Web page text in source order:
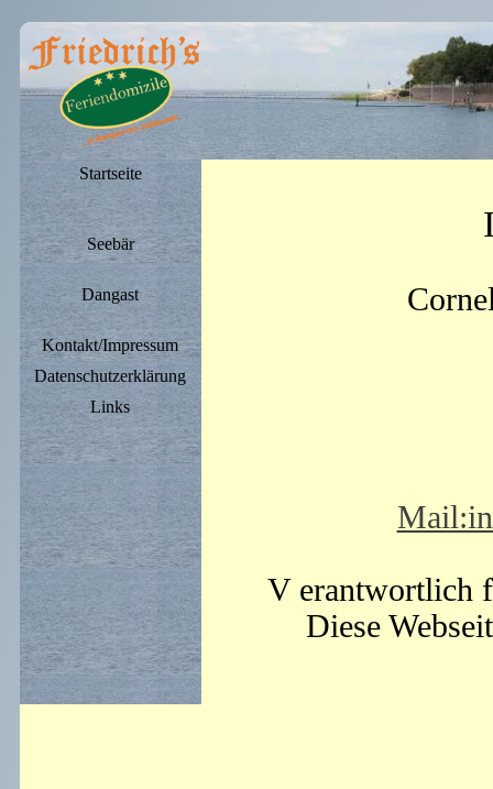
Startseite
Seebär
Dangast
Kontakt/Impressum
Datenschutzerklärung
Links
V erantwortlich
Diese